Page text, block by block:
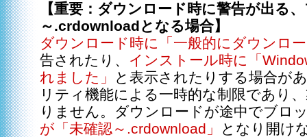
【重要：ダウンロード時に警告が出る
～.crdownloadとなる場合】
ダウンロード時に「一般的にダウンロ
告されたり、 インストール時に「
れました」
と表示されたりする場合が
リティ機能による一時的な制限であり
りません。ダウンロードが途中でブロ
が「未確認～.crdownload」
となり開け